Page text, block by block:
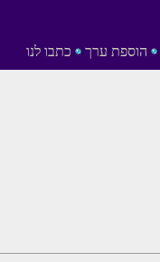
הוספת ערך כתבו לנו